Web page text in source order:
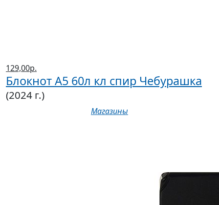
129,00р.
Блокнот А5 60л кл спир Чебурашка
(2024 г.)
Магазины